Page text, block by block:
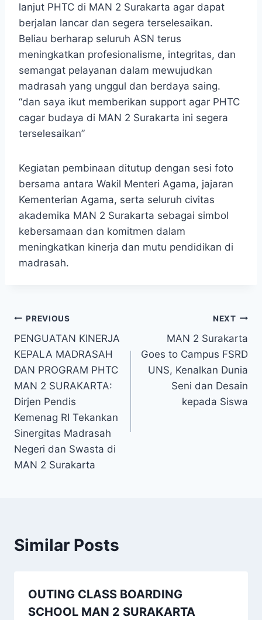
lanjut PHTC di MAN 2 Surakarta agar dapat
berjalan lancar dan segera terselesaikan.
Beliau berharap seluruh ASN terus
meningkatkan profesionalisme, integritas, dan
semangat pelayanan dalam mewujudkan
madrasah yang unggul dan berdaya saing.
“dan saya ikut memberikan support agar PHTC
cagar budaya di MAN 2 Surakarta ini segera
terselesaikan”
Kegiatan pembinaan ditutup dengan sesi foto
bersama antara Wakil Menteri Agama, jajaran
Kementerian Agama, serta seluruh civitas
akademika MAN 2 Surakarta sebagai simbol
kebersamaan dan komitmen dalam
meningkatkan kinerja dan mutu pendidikan di
madrasah.
Post
navigation
PREVIOUS
PENGUATAN KINERJA
KEPALA MADRASAH
DAN PROGRAM PHTC
MAN 2 SURAKARTA:
Dirjen Pendis
Kemenag RI Tekankan
Sinergitas Madrasah
Negeri dan Swasta di
MAN 2 Surakarta
NEXT
MAN 2 Surakarta
Goes to Campus FSRD
UNS, Kenalkan Dunia
Seni dan Desain
kepada Siswa
Similar Posts
OUTING CLASS BOARDING
SCHOOL MAN 2 SURAKARTA